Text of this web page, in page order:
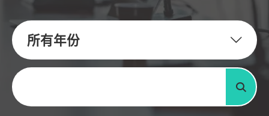
所有年份
关键字
搜寻